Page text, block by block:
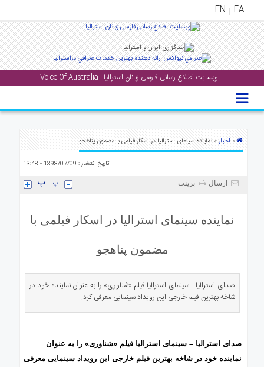
FA
EN
وبسایت اطلاع رسانی فارسی زبانان استرالیا | Voice Of Australia
منوی
اصلی
پادکست
» اخبار» نماینده سینمای استرالیا در اسکار فیلمی با مضمون پناهجو
تاریخ انتشار : 1398/07/09 - 13:48
ارسال پرینت
نماینده سینمای استرالیا در اسکار فیلمی با
مضمون پناهجو
صدای استرالیا - سینمای استرالیا فیلم «شناوری» را به عنوان نماینده خود در
شاخه بهترین فیلم خارجی این رویداد سینمایی معرفی کرد.
صدای استرالیا – سینمای استرالیا فیلم «شناوری» را به عنوان
نماینده خود در شاخه بهترین فیلم خارجی این رویداد سینمایی معرفی